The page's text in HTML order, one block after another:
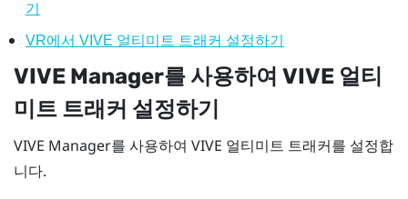
기
VR에서 VIVE 얼티미트 트래커 설정하기
VIVE Manager를 사용하여 VIVE 얼티
미트 트래커 설정하기
VIVE Manager를 사용하여 VIVE 얼티미트 트래커를 설정합
니다.